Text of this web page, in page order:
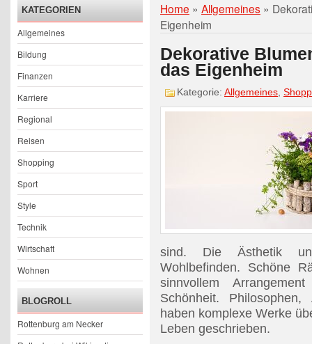
KATEGORIEN
Allgemeines
Bildung
Finanzen
Karriere
Regional
Reisen
Shopping
Sport
Style
Technik
Wirtschaft
Wohnen
BLOGROLL
Rottenburg am Necker
Home » Allgemeines »
Eigenheim
Dekorative
das Eigenheim
Kategorie: Allgemeines
sind. Die Ästhetik
Wohlbefinden. Schöne
sinnvollem
Schönheit.
haben komplexe Werke
Leben geschrieben.